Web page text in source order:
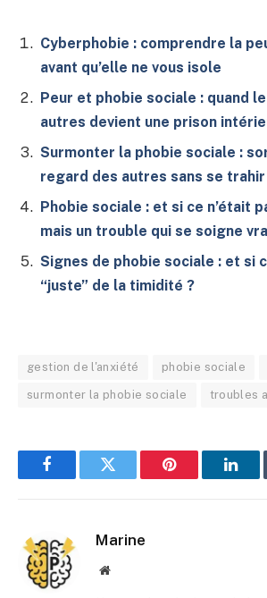
Cyberphobie : comprendre la
avant qu’elle ne vous isole
Peur et phobie sociale : quand
autres devient une prison
Surmonter la phobie sociale :
regard des autres sans se trahir
Phobie sociale : et si ce n’était
mais un trouble qui se soigne
Signes de phobie sociale : et si
“juste” de la timidité ?
gestion de l'anxiété phobie sociale
surmonter la phobie sociale troubles
FacebookTwitter Pinterest
Marine
Site